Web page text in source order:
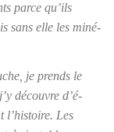
parce qu’ils
sans elle les miné­
je prends le
découvre d’é­
l’his­toire. Les